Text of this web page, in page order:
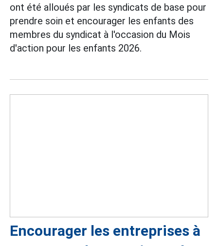
ont été alloués par les syndicats de base pour
prendre soin et encourager les enfants des
membres du syndicat à l'occasion du Mois
d'action pour les enfants 2026.
Encourager les entreprises à